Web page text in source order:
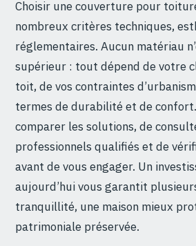
Choisir une couverture pour
nombreux critères techniques,
réglementaires. Aucun matériau
supérieur : tout dépend de votre
toit, de vos contraintes
termes de durabilité et de
comparer les solutions, de
professionnels qualifiés et de
avant de vous engager. Un
aujourd’hui vous garantit
tranquillité, une maison mieux
patrimoniale préservée.